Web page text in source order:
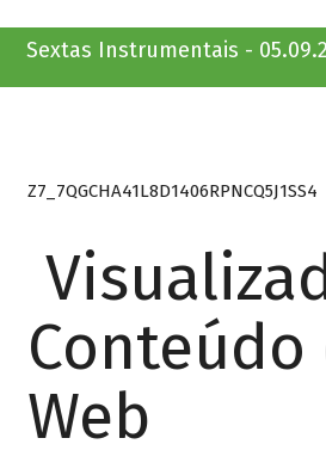
Sextas Instrumentais -
Z7_7QGCHA41L8D1406RPNCQ5J1SS4
Conteúdo
Web